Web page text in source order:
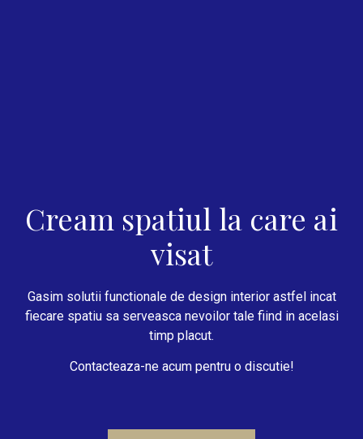
Cream spatiul la care ai
visat
Gasim solutii functionale de design interior astfel incat
fiecare spatiu sa serveasca nevoilor tale fiind in acelasi
timp placut.
Contacteaza-ne acum pentru o discutie!